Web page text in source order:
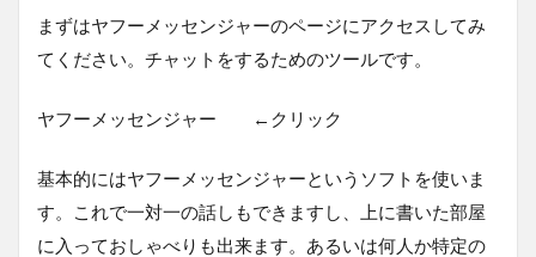
まずはヤフーメッセンジャーのページにアクセスしてみ
てください。チャットをするためのツールです。
ヤフーメッセンジャー ←クリック
基本的にはヤフーメッセンジャーというソフトを使いま
す。これで一対一の話しもできますし、上に書いた部屋
に入っておしゃべりも出来ます。あるいは何人か特定の